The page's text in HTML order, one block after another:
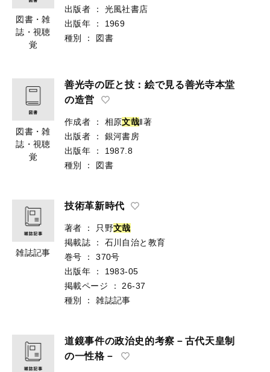
図書・雑
誌・視聴
覚
出版者
：
光風社書店
出版年
：
1969
種別
： 図書
図書・雑
誌・視聴
覚
善光寺の匠と技：絵で見る善光寺本堂
の造営
作成者 ： 相原文哉‖著
出版者
：
銀河書房
出版年
：
1987.8
種別
： 図書
雑誌記事
技術革新時代
著者 ： 只野文哉
掲載誌
：
石川自治と教育
巻号
：
370号
出版年
：
1983-05
掲載ページ
：
26-37
種別
： 雑誌記事
道鏡事件の政治史的考察－古代天皇制
の一性格－